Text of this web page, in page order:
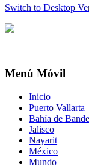
Switch to Desktop
Menú Móvil
Inicio
Puerto Vallarta
Bahía de
Jalisco
Nayarit
México
Mundo